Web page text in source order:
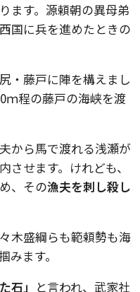
ます。源頼朝の異母弟
国に兵を進めたときの
・藤戸に陣を構えまし
ｍ程の藤戸の海峡を渡
から馬で渡れる浅瀬が
せます。けれども、
、その漁夫を刺し殺し
木盛綱らも範頼勢も海
ます。
石」 と言われ、武家社